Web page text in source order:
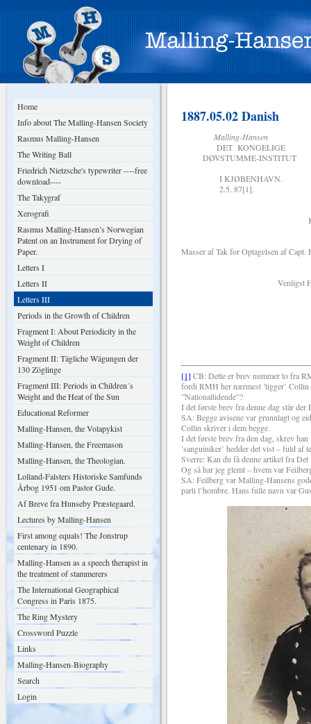
Home
Info about The Malling-Hansen Society
Rasmus Malling-Hansen
The Writing Ball
Friedrich Nietzsche's typewriter ----free
download----
The Takygraf
Xerografi
Rasmus Malling-Hansen’s Norwegian
Patent on an Instrument for Drying of
Paper.
Letters I
Letters II
Letters III
Periods in the Growth of Children
Fragment I: About Periodicity in the
Weight of Children
Fragment II: Tägliche Wägungen der
130 Zöglinge
Fragment III: Periods in Children´s
Weight and the Heat of the Sun
Educational Reformer
Malling-Hansen, the Volapykist
Malling-Hansen, the Freemason
Malling-Hansen, the Theologian.
Lolland-Falsters Historiske Samfunds
Årbog 1951 om Pastor Gude.
Af Breve fra Hunseby Præstegaard.
Lectures by Malling-Hansen
First among equals! The Jonstrup
centenary in 1890.
Malling-Hansen as a speech therapist in
the treatment of stammerers
The International Geographical
Congress in Paris 1875.
The Ring Mystery
Crossword Puzzle
Links
Malling-Hansen-Biography
Search
Login
1887.05.02 Danish
Malling-Hansen
DET KONGELIGE
DØVSTUMME-INSTITUT
I KJØBENHAVN.
2.5. 87[1].
Kjære hr.
Masser af Tak for Optagelsen af
Venligst Hilsen fra
[1] CB: Dette er brev nummer to fra
fordi RMH her nærmest ’tigger’ Collin
”Nationaltidende”?
I det første brev fra denne dag står
SA: Begge avisene var grunnlagt og
Collin skriver i dem begge.
I det første brev fra den dag, skrev
’sanguiniker’ hedder det vist – fuld af
Sverre: Kan du få denne artikel fra
Og så har jeg glemt – hvem var
SA: Feilberg var Malling-Hansens
parti l’hombre. Hans fulle navn var